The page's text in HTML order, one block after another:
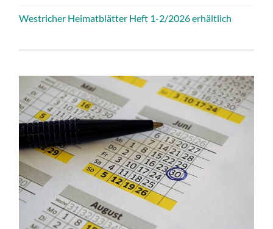
Westricher Heimatblätter Heft 1-2/2026 erhältlich